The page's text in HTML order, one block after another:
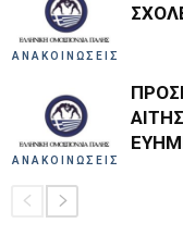
ΑΝΑΚΟΙΝΩΣΕΙΣ
ΑΝΑΚΟΙΝΩΣΕΙΣ